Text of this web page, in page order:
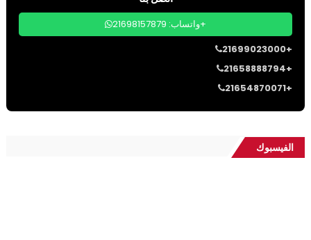
واتساب: 21698157879+
21699023000+
21658888794+
21654870071+
الفيسبوك